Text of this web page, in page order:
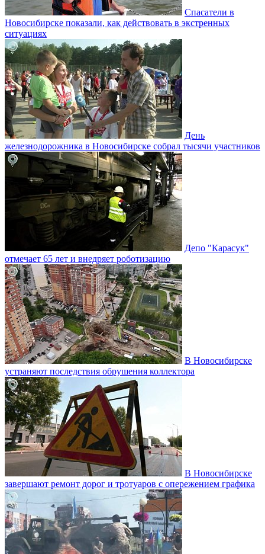
Спасатели в
Новосибирске показали, как действовать в экстренных
ситуациях
День
железнодорожника в Новосибирске собрал тысячи участников
Депо "Карасук"
отмечает 65 лет и внедряет роботизацию
В Новосибирске
устраняют последствия обрушения коллектора
В Новосибирске
завершают ремонт дорог и тротуаров с опережением графика